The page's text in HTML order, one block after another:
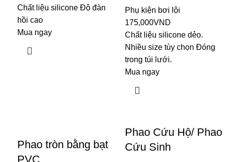
Chất liệu silicone Độ đàn
hồi cao
Mua ngay
Phụ kiện bơi lội
175,000VND
Chất liệu silicone dẻo.
Nhiều size tùy chọn Đóng
trong túi lưới.
Mua ngay
Phao tròn bằng bạt
PVC
Phao Cứu Hộ/ Phao
Cứu Sinh